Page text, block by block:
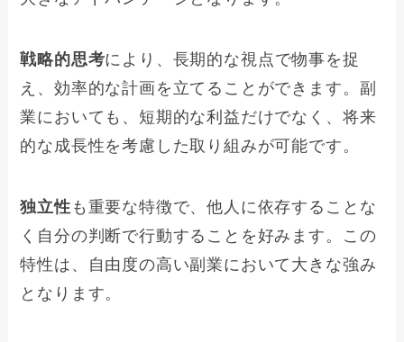
戦略的思考により、長期的な視点で物事を捉
え、効率的な計画を立てることができます。副
業においても、短期的な利益だけでなく、将来
的な成長性を考慮した取り組みが可能です。
独立性 も重要な特徴で、他人に依存することな
く自分の判断で行動することを好みます。この
特性は、自由度の高い副業において大きな強み
となります。